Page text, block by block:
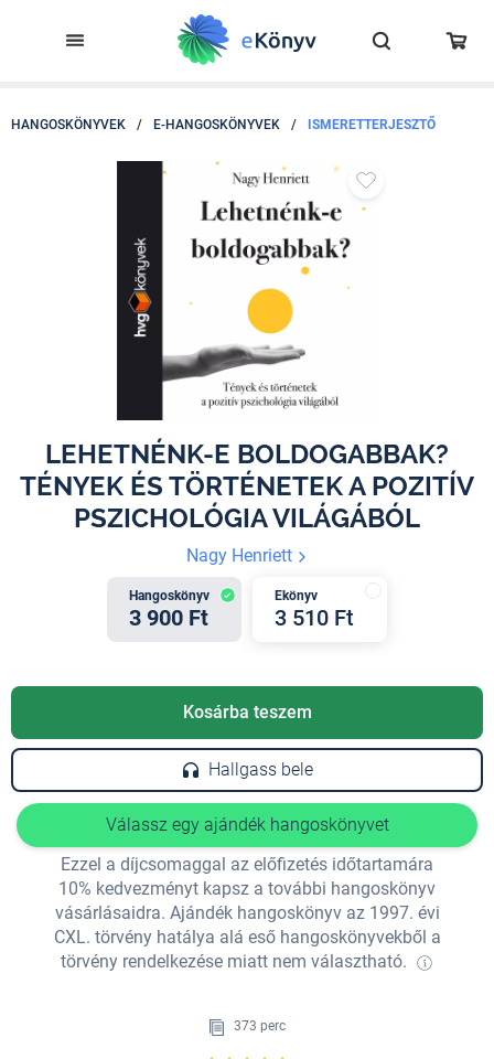
HANGOSKÖNYVEK / E-HANGOSKÖNYVEK / ISMERETTERJESZTŐ
LEHETNÉNK-E BOLDOGABBAK?
TÉNYEK ÉS TÖRTÉNETEK A POZITÍV
PSZICHOLÓGIA VILÁGÁBÓL
Nagy Henriett
Hangoskönyv
3 900 Ft
Ekönyv
3 510 Ft
Kosárba teszem
Hallgass bele
Válassz egy ajándék hangoskönyvet
Ezzel a díjcsomaggal az előfizetés időtartamára
10% kedvezményt kapsz a további hangoskönyv
vásárlásaidra. Ajándék hangoskönyv az 1997. évi
CXL. törvény hatálya alá eső hangoskönyvekből a
törvény rendelkezése miatt nem választható.
373 perc